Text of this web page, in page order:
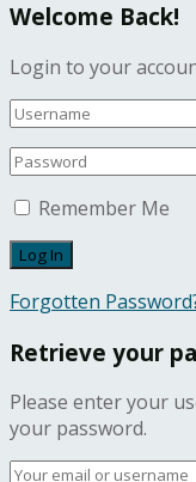
Welcome Back!
Login to your
Remember Me
Forgotten
Retrieve your
Please enter your
your password.